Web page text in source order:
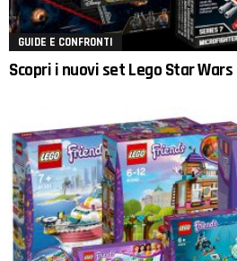
GUIDE E CONFRONTI
Scopri i nuovi set Lego Star